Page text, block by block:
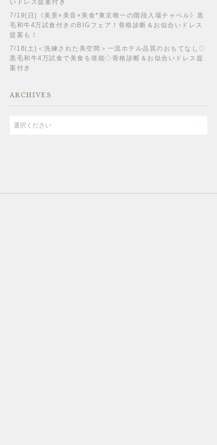
いドレス提案付き
7/19(日)《美景×美音×美食*東京唯一の階段入場チャペル》黒
毛和牛4万試食付きのBIGフェア！骨格診断＆お似合いドレス
提案も！
7/18(土)＜洗練された美空間＞一流ホテル品質のおもてなし◇
黒毛和牛4万試食で美食を堪能◇骨格診断＆お似合いドレス提
案付き
ARCHIVES